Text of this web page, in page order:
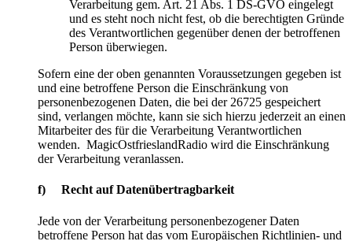
Verarbeitung gem. Art. 21 Abs. 1 DS-GVO eingelegt
und es steht noch nicht fest, ob die berechtigten Gründe
des Verantwortlichen gegenüber denen der betroffenen
Person überwiegen.
Sofern eine der oben genannten Voraussetzungen gegeben ist
und eine betroffene Person die Einschränkung von
personenbezogenen Daten, die bei der 26725 gespeichert
sind, verlangen möchte, kann sie sich hierzu jederzeit an einen
Mitarbeiter des für die Verarbeitung Verantwortlichen
wenden. MagicOstfrieslandRadio wird die Einschränkung
der Verarbeitung veranlassen.
f) Recht auf Datenübertragbarkeit
Jede von der Verarbeitung personenbezogener Daten
betroffene Person hat das vom Europäischen Richtlinien- und